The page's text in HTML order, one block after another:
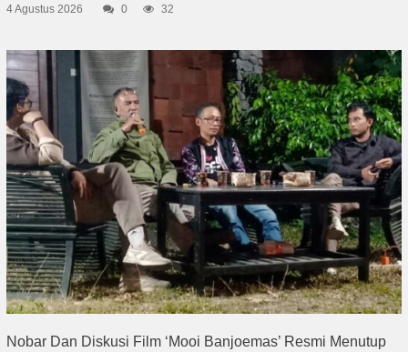
4 Agustus 2026 0 32
Nobar Dan Diskusi Film ‘Mooi Banjoemas’ Resmi Menutup